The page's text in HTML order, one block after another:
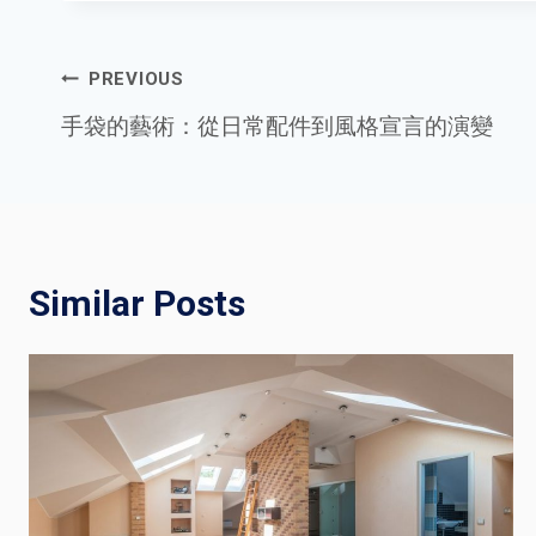
Post
PREVIOUS
手袋的藝術：從日常配件到風格宣言的演變
Similar Posts